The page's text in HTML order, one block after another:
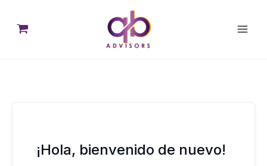
contenido
¡Hola, bienvenido de nuevo!